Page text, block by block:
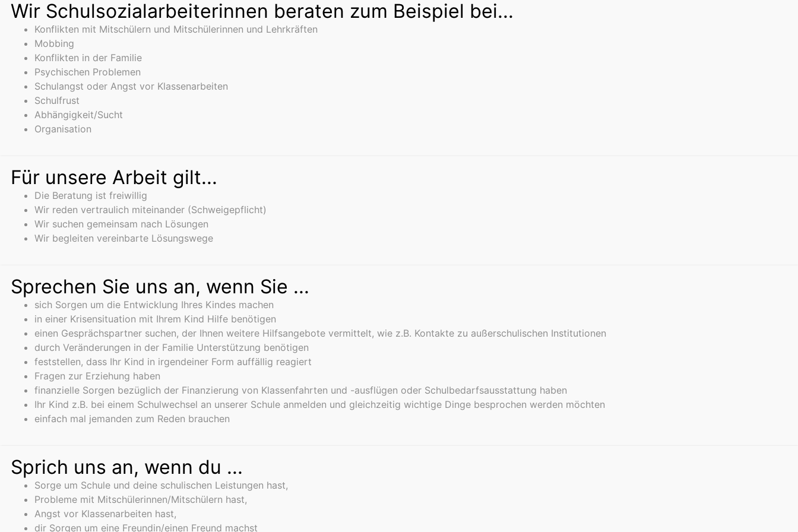
Wir Schulsozialarbeiterinnen beraten zum Beispiel bei...
Konflikten mit Mitschülern und Mitschülerinnen und Lehrkräften
Mobbing
Konflikten in der Familie
Psychischen Problemen
Schulangst oder Angst vor Klassenarbeiten
Schulfrust
Abhängigkeit/Sucht
Organisation
Für unsere Arbeit gilt...
Die Beratung ist freiwillig
Wir reden vertraulich miteinander (Schweigepflicht)
Wir suchen gemeinsam nach Lösungen
Wir begleiten vereinbarte Lösungswege
Sprechen Sie uns an, wenn Sie ...
sich Sorgen um die Entwicklung Ihres Kindes machen
in einer Krisensituation mit Ihrem Kind Hilfe benötigen
einen Gesprächspartner suchen, der Ihnen weitere Hilfsangebote vermittelt, wie z.B. Kontakte zu außerschulischen Institutionen
durch Veränderungen in der Familie Unterstützung benötigen
feststellen, dass Ihr Kind in irgendeiner Form auffällig reagiert
Fragen zur Erziehung haben
finanzielle Sorgen bezüglich der Finanzierung von Klassenfahrten und -ausflügen oder Schulbedarfsausstattung haben
Ihr Kind z.B. bei einem Schulwechsel an unserer Schule anmelden und gleichzeitig wichtige Dinge besprochen werden möchten
einfach mal jemanden zum Reden brauchen
Sprich uns an, wenn du ...
Sorge um Schule und deine schulischen Leistungen hast,
Probleme mit Mitschülerinnen/Mitschülern hast,
Angst vor Klassenarbeiten hast,
dir Sorgen um eine Freundin/einen Freund machst